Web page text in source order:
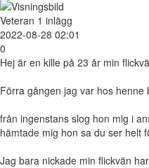
Veteran 1 inlägg
2022-08-28 02:01
0
Hej är en kille på 23 år min
Förra gången jag var hos
från ingenstans slog hon mig i
hämtade mig hon sa du ser helt
Jag bara nickade min flickvän